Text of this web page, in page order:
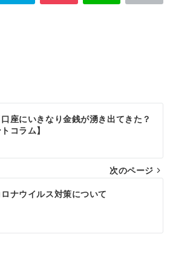
座にいきなり金銭が湧き出てきた？
コラム】
次のページ
ナウイルス対策について